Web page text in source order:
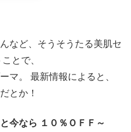
など、そうそうたる美肌セ
とで、
マ。 最新情報によると、
とか！
今なら １０％ＯＦＦ～